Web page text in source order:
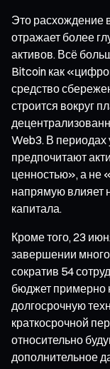
Это расхождение
отражает более
активов. Всё
Bitcoin как
средство
строится вокруг
Web3. В периодах
предпочитают
ценностью», а не
напрямую влияет
капитала.
Кроме того, 23
завершении
сократив 54
бюджет примерно
долгосрочную
краткосрочной
относительно
дополнительное